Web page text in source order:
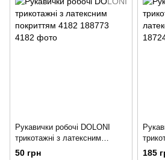
Рукавички робочі DOLONI
трикотажні з латексним
покриттям 4182 188773
50 грн 185